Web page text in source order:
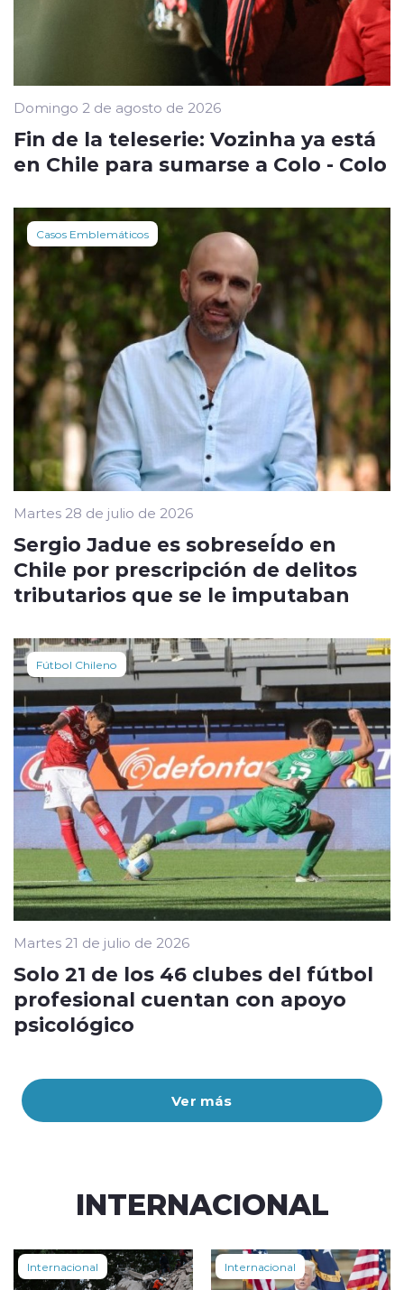
Ver más
Domingo 2 de agosto de 2026
Fin de la teleserie: Vozinha ya está
en Chile para sumarse a Colo - Colo
Casos Emblemáticos
Martes 28 de julio de 2026
Sergio Jadue es sobreseÍdo en
Chile por prescripción de delitos
tributarios que se le imputaban
Fútbol Chileno
Martes 21 de julio de 2026
Solo 21 de los 46 clubes del fútbol
profesional cuentan con apoyo
psicológico
INTERNACIONAL
Internacional Internacional